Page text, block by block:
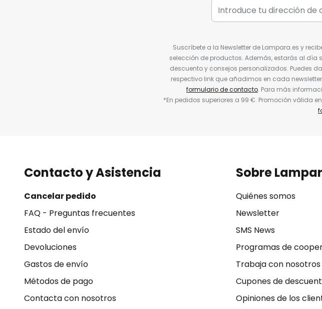
Suscríbete a la Newsletter de Lampara.es y
selección de productos. Además, estarás al día
descuento y consejos personalizados. Puedes
respectivo link que añadimos en cada
formulario de contacto. Para más
*En pedidos superiores a 99 €. Promoción válida
Contacto y Asistencia
Cancelar pedido
FAQ - Preguntas frecuentes
Estado del envío
Devoluciones
Gastos de envío
Métodos de pago
Contacta con nosotros
Sobre
Quiénes somos
Newsletter
SMS News
Programas de
Trabaja con nosotros
Cupones de
Opiniones de los